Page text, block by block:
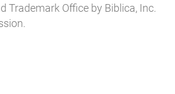
Trademark Office by Biblica, Inc.